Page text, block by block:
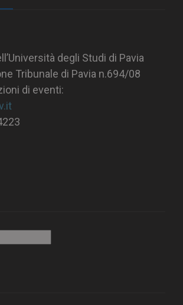
degli Studi di Pavia
Tribunale di Pavia n.694/08
di eventi: